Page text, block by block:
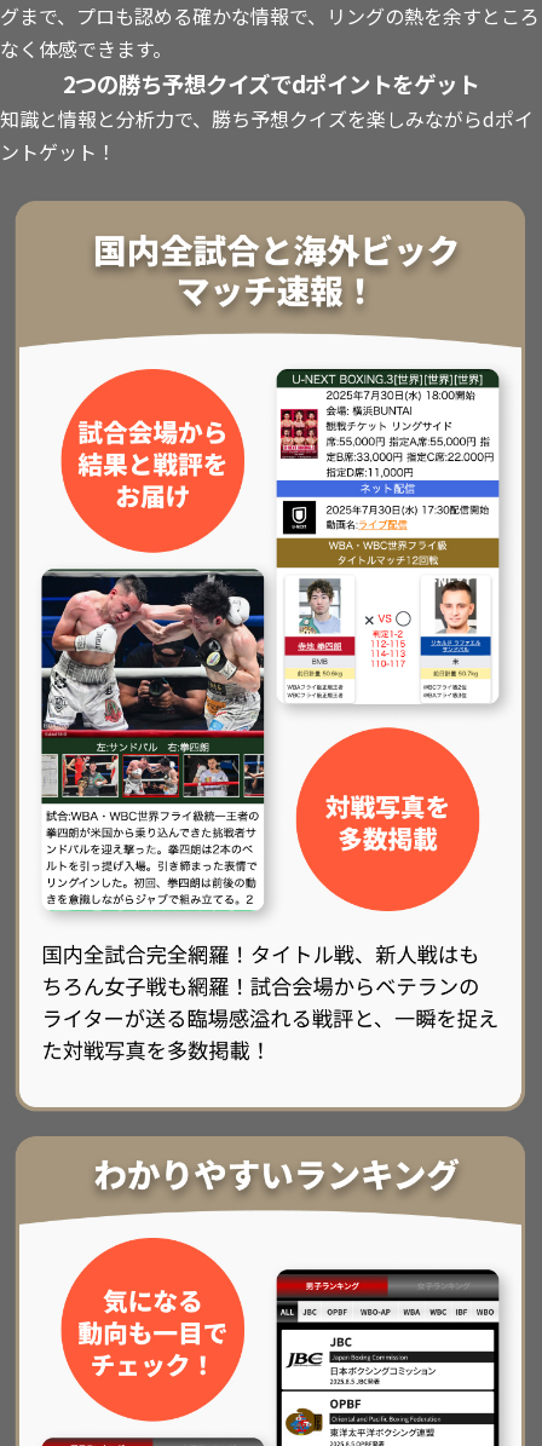
グまで、プロも認める確かな情報で、リングの熱を余すところ
なく体感できます。
2つの勝ち予想クイズでdポイントをゲット
知識と情報と分析力で、勝ち予想クイズを楽しみながらdポイ
ントゲット！